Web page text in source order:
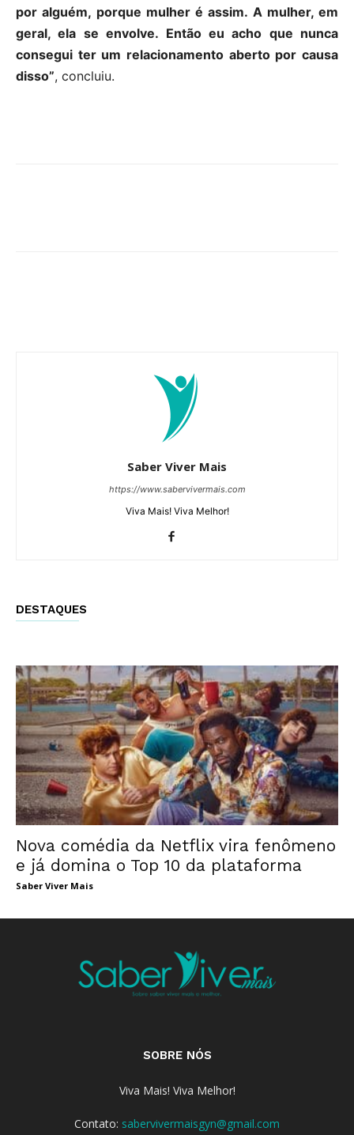
por alguém, porque mulher é assim. A mulher, em
geral, ela se envolve. Então eu acho que nunca
consegui ter um relacionamento aberto por causa
disso”, concluiu.
Saber Viver Mais
https://www.sabervivermais.com
Viva Mais! Viva Melhor!
DESTAQUES
Nova comédia da Netflix vira fenômeno
e já domina o Top 10 da plataforma
Saber Viver Mais
SOBRE NÓS
Viva Mais! Viva Melhor!
Contato: sabervivermaisgyn@gmail.com